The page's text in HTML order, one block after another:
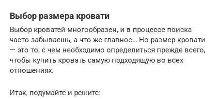
Выбор размера кровати
Выбор кроватей многообразен, и в процессе поиска
часто забываешь, а что же главное… Но размер кровати
— это то, с чем необходимо определиться прежде всего,
чтобы купить кровать самую подходящую во всех
отношениях.
Итак, подумайте и решите: